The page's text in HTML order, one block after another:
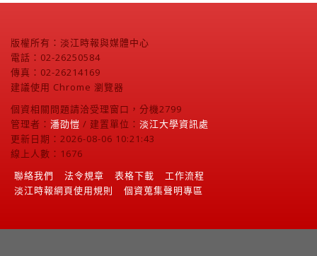
版權所有：淡江時報與媒體中心
電話：02-26250584
傳真：02-26214169
建議使用 Chrome 瀏覽器
個資相關問題請洽受理窗口，分機2799
管理者： 潘劭愷 / 建置單位： 淡江大學資訊處
更新日期：2026-08-06 10:21:43
線上人數：1676
聯絡我們
法令規章 表格下載
工作流程
淡江時報網頁使用規則
個資蒐集聲明專區